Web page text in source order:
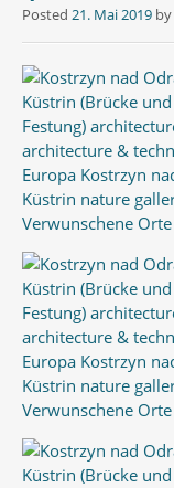
Posted 21. Mai 2019 by